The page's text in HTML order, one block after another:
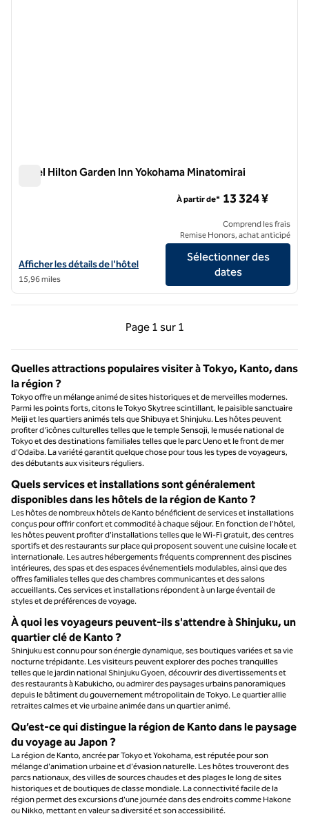
Hôtel Hilton Garden Inn Yokohama Minatomirai
Afficher les détails de l'hôtel Hilton Garden Inn Yokohama
Afficher les détails de l'hôtel
15,96 miles
À partir de* 13 324 ¥
Comprend les frais
Remise Honors, achat anticipé
Sélectionner des
dates
Page 1 sur 1
Page précédente, 1 sur 1
Page 1 sur 1
Quelles attractions populaires visiter à Tokyo, Kanto, dans
la région ?
Tokyo offre un mélange animé de sites historiques et de merveilles modernes.
Parmi les points forts, citons le Tokyo Skytree scintillant, le paisible sanctuaire
Meiji et les quartiers animés tels que Shibuya et Shinjuku. Les hôtes peuvent
profiter d'icônes culturelles telles que le temple Sensoji, le musée national de
Tokyo et des destinations familiales telles que le parc Ueno et le front de mer
d'Odaiba. La variété garantit quelque chose pour tous les types de voyageurs,
des débutants aux visiteurs réguliers.
Quels services et installations sont généralement
disponibles dans les hôtels de la région de Kanto ?
Les hôtes de nombreux hôtels de Kanto bénéficient de services et installations
conçus pour offrir confort et commodité à chaque séjour. En fonction de l'hôtel,
les hôtes peuvent profiter d'installations telles que le Wi-Fi gratuit, des centres
sportifs et des restaurants sur place qui proposent souvent une cuisine locale et
internationale. Les autres hébergements fréquents comprennent des piscines
intérieures, des spas et des espaces événementiels modulables, ainsi que des
offres familiales telles que des chambres communicantes et des salons
accueillants. Ces services et installations répondent à un large éventail de
styles et de préférences de voyage.
À quoi les voyageurs peuvent-ils s'attendre à Shinjuku, un
quartier clé de Kanto ?
Shinjuku est connu pour son énergie dynamique, ses boutiques variées et sa vie
nocturne trépidante. Les visiteurs peuvent explorer des poches tranquilles
telles que le jardin national Shinjuku Gyoen, découvrir des divertissements et
des restaurants à Kabukicho, ou admirer des paysages urbains panoramiques
depuis le bâtiment du gouvernement métropolitain de Tokyo. Le quartier allie
retraites calmes et vie urbaine animée dans un quartier animé.
Qu’est-ce qui distingue la région de Kanto dans le paysage
du voyage au Japon ?
La région de Kanto, ancrée par Tokyo et Yokohama, est réputée pour son
mélange d'animation urbaine et d'évasion naturelle. Les hôtes trouveront des
parcs nationaux, des villes de sources chaudes et des plages le long de sites
historiques et de boutiques de classe mondiale. La connectivité facile de la
région permet des excursions d'une journée dans des endroits comme Hakone
ou Nikko, mettant en valeur sa diversité et son accessibilité.